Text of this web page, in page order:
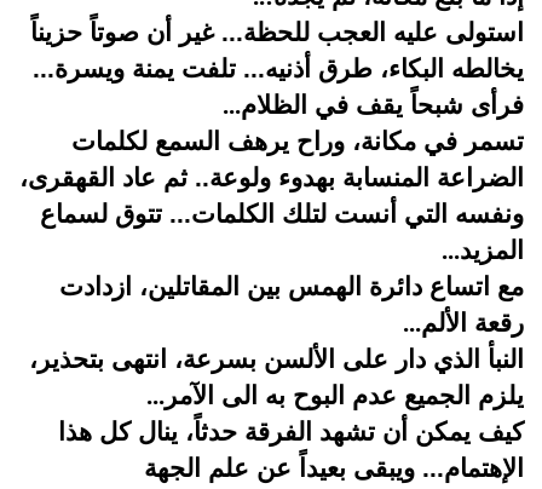
استولى عليه العجب للحظة... غير أن صوتاً حزيناً
يخالطه البكاء، طرق أذنيه... تلفت يمنة ويسرة...
فرأى شبحاً يقف في الظلام...
تسمر في مكانة، وراح يرهف السمع لكلمات
الضراعة المنسابة بهدوء ولوعة.. ثم عاد القهقرى،
ونفسه التي أنست لتلك الكلمات... تتوق لسماع
المزيد...
مع اتساع دائرة الهمس بين المقاتلين، ازدادت
رقعة الألم...
النبأ الذي دار على الألسن بسرعة، انتهى بتحذير،
يلزم الجميع عدم البوح به الى الآمر ...
كيف يمكن أن تشهد الفرقة حدثاً، ينال كل هذا
الإهتمام... ويبقى بعيداً عن علم الجهة